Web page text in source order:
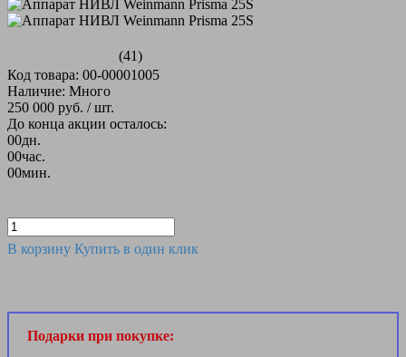
(41)
Код товара: 00-00001005
Наличие: Много
250 000 руб. / шт.
До конца акции осталось:
00дн.
00час.
00мин.
В корзину Купить в один клик
Подарки при покупке: